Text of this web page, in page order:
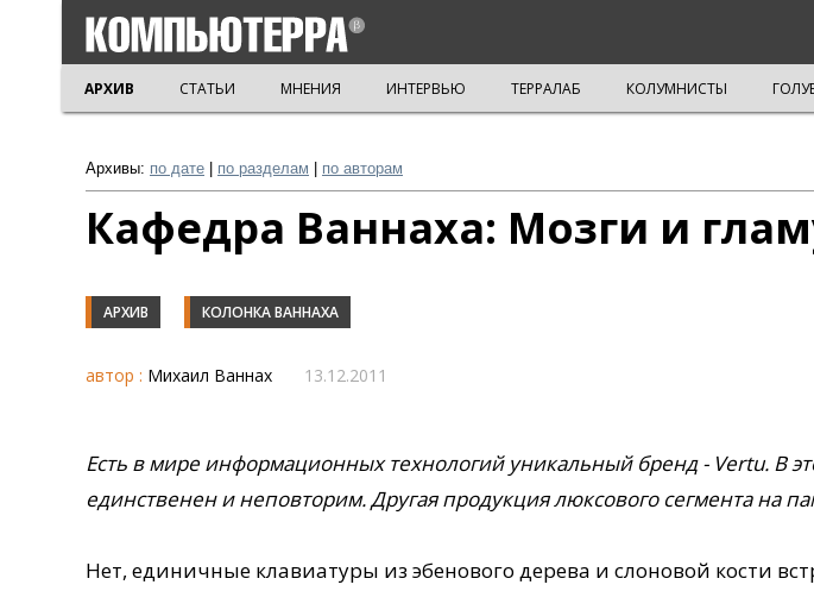
АРХИВ СТАТЬИ МНЕНИЯ ИНТЕРВЬЮ ТЕРРАЛАБ КОЛУМНИСТЫ
Архивы: по дате по разделам по авторам
Кафедра Ваннаха: Мозги и
АРХИВ КОЛОНКА ВАННАХА
автор : Михаил Ваннах 13.12.2011
Есть в мире информационных технологий уникальный бренд - Vertu. В
единственен и неповторим. Другая продукция люксового сегмента на
Нет, единичные клавиатуры из эбенового дерева и слоновой кости